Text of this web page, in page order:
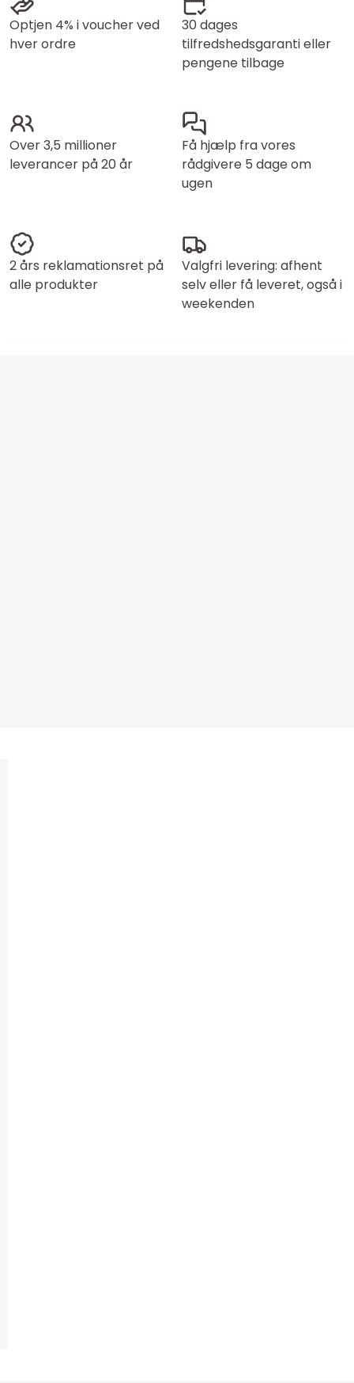
Optjen 4% i voucher ved
hver ordre
30 dages
tilfredshedsgaranti eller
pengene tilbage
Over 3,5 millioner
leverancer på 20 år
Få hjælp fra vores
rådgivere 5 dage om
ugen
2 års reklamationsret på
alle produkter
Valgfri levering: afhent
selv eller få leveret, også i
weekenden